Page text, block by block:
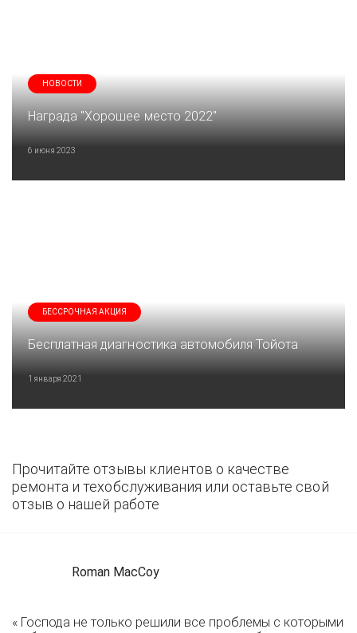
НОВОСТИ
Награда "Хорошее место 2022"
6 июня 2023
БЕССРОЧНАЯ АКЦИЯ
Бесплатная диагностика автомобиля Тойота
1 января 2021
Прочитайте отзывы клиентов о качестве
ремонта и техобслуживания или оставьте свой
отзыв о нашей работе
Roman MacCoy
« Господа не только решили все проблемы с которыми